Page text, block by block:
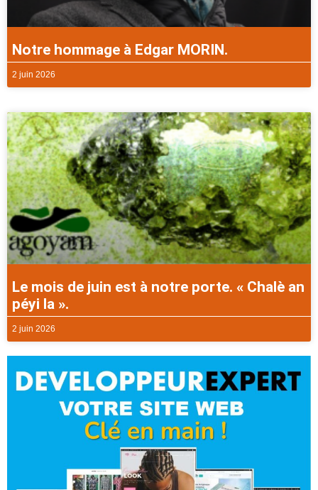
Notre hommage à Edgar MORIN.
2 juin 2026
Le mois de juin est à notre porte. « Chalè an
péyi la ».
2 juin 2026